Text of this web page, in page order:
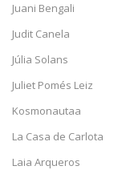
Juani Bengali
Judit Canela
Júlia Solans
Juliet Pomés Leiz
Kosmonautaa
La Casa de Carlota
Laia Arqueros